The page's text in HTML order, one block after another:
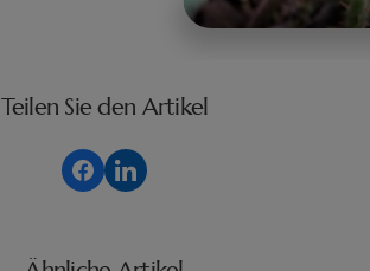
Teilen Sie den Artikel